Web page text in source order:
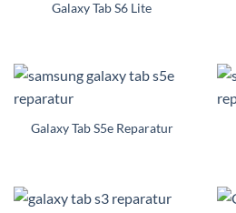
Galaxy Tab S6 Lite
Galaxy Tab S5e Reparatur